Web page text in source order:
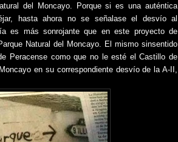
del Moncayo. Porque si es una auténtica
hasta ahora no se señalase el desvío al
es más sonrojante que en este proyecto de
Natural del Moncayo. El mismo sinsentido
Peracense como que no le esté el Castillo de
en su correspondiente desvío de la A-II,